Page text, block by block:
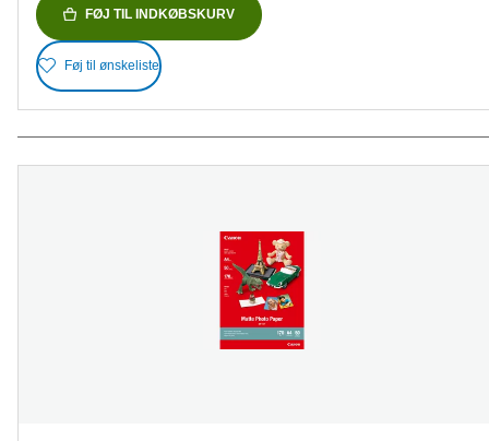
FØJ TIL INDKØBSKURV
Føj til ønskeliste